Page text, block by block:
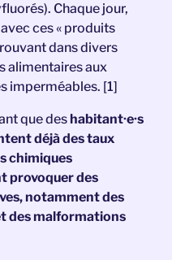
Chaque jour,
ces « produits
dans divers
alimentaires aux
imperméables. [1]
que des habitant·e·s
déjà des taux
chimiques
provoquer des
notamment des
des malformations